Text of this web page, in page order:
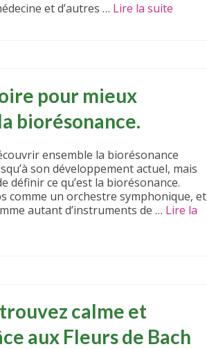
et d’autres … Lire la suite­­
pour mieux
biorésonance.
ensemble la biorésonance
son développement actuel, mais
définir ce qu’est la biorésonance.
comme un orchestre symphonique, et
autant d’instruments de … Lire la
calme et
aux Fleurs de Bach